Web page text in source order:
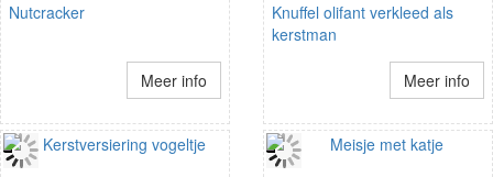
Nutcracker
Meer info
Knuffel olifant verkleed als
kerstman
Meer info